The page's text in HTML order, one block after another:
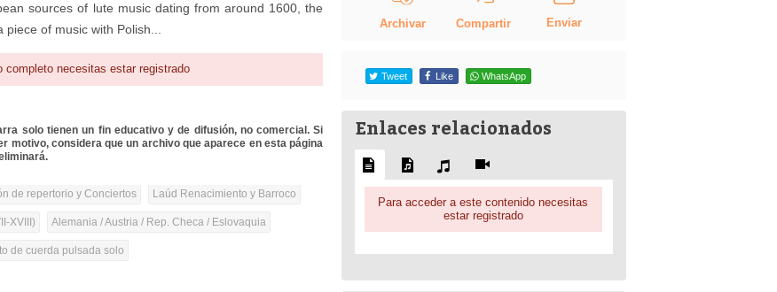
sources of lute music dating from around 1600, the
of music with Polish...
completo necesitas estar registrado
solo tienen un fin educativo y de difusión, no comercial. Si
motivo, considera que un archivo que aparece en esta página
de repertorio y Conciertos Laúd Renacimiento y Barroco
XVIII) Alemania / Austria / Rep. Checa / Eslovaquia
de cuerda pulsada solo
Archivar Compartir Enviar
Tweet Like WhatsApp
Enlaces relacionados
Para acceder a este contenido necesitas
estar registrado